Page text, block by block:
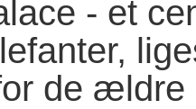
- et
de ældre